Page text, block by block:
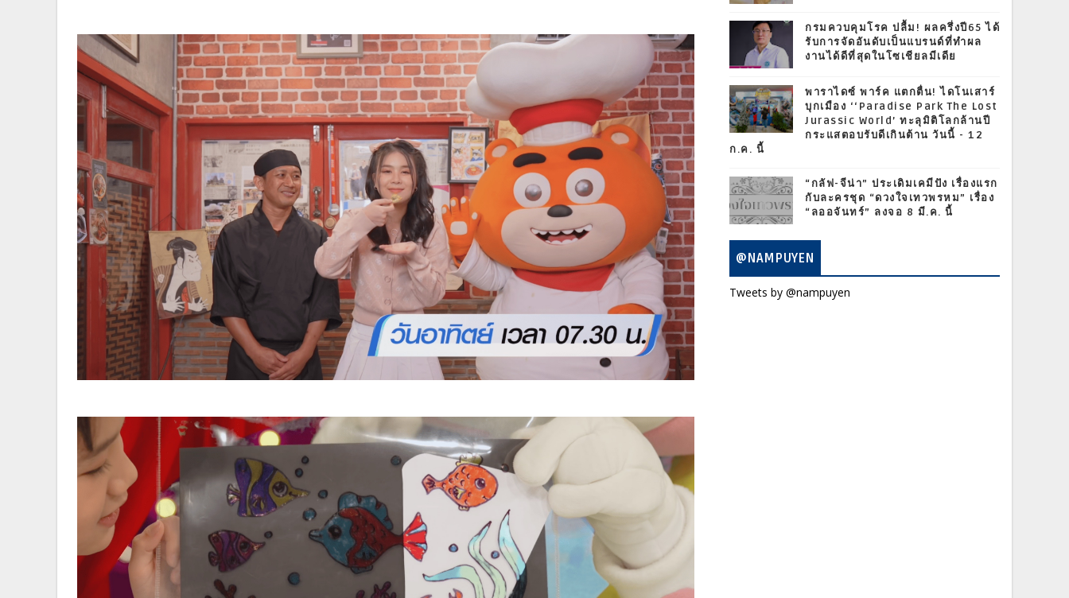
กรมควบคุมโรค ปลื้ม! ผลครึ่งปี65 ได้
รับการจัดอันดับเป็นแบรนด์ที่ทำผล
งานได้ดีที่สุดในโซเชียลมีเดีย
พาราไดซ์ พาร์ค แตกตื่น! ไดโนเสาร์
บุกเมือง ‘‘Paradise Park The Lost
Jurassic World’ ทะลุมิติโลกล้านปี
กระแสตอบรับดีเกินต้าน วันนี้ - 12
ก.ค. นี้
“กลัฟ-จีน่า” ประเดิมเคมีปัง เรื่องแรก
กับละครชุด “ดวงใจเทวพรหม” เรื่อง
“ลออจันทร์” ลงจอ 8 มี.ค. นี้
@NAMPUYEN
Tweets by @nampuyen